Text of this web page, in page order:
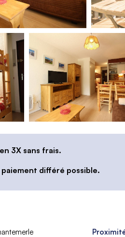
3X sans frais.
différé possible.